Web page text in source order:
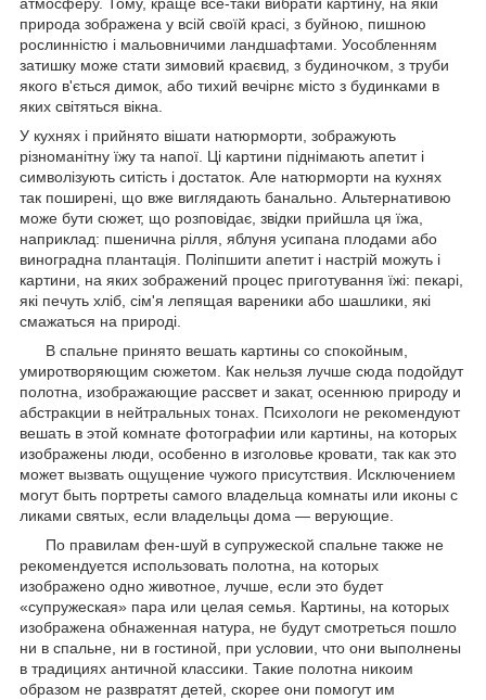
атмосферу. Тому, краще все-таки вибрати картину, на якій
природа зображена у всій своїй красі, з буйною, пишною
рослинністю і мальовничими ландшафтами. Уособленням
затишку може стати зимовий краєвид, з будиночком, з труби
якого в'ється димок, або тихий вечірнє місто з будинками в
яких світяться вікна.
У кухнях і прийнято вішати натюрморти, зображують
різноманітну їжу та напої. Ці картини піднімають апетит і
символізують ситість і достаток. Але натюрморти на кухнях
так поширені, що вже виглядають банально. Альтернативою
може бути сюжет, що розповідає, звідки прийшла ця їжа,
наприклад: пшенична рілля, яблуня усипана плодами або
виноградна плантація. Поліпшити апетит і настрій можуть і
картини, на яких зображений процес приготування їжі: пекарі,
які печуть хліб, сім'я лепящая вареники або шашлики, які
смажаться на природі.
В спальне принято вешать картины со спокойным,
умиротворяющим сюжетом. Как нельзя лучше сюда подойдут
полотна, изображающие рассвет и закат, осеннюю природу и
абстракции в нейтральных тонах. Психологи не рекомендуют
вешать в этой комнате фотографии или картины, на которых
изображены люди, особенно в изголовье кровати, так как это
может вызвать ощущение чужого присутствия. Исключением
могут быть портреты самого владельца комнаты или иконы с
ликами святых, если владельцы дома ― верующие.
По правилам фен-шуй в супружеской спальне также не
рекомендуется использовать полотна, на которых
изображено одно животное, лучше, если это будет
«супружеская» пара или целая семья. Картины, на которых
изображена обнаженная натура, не будут смотреться пошло
ни в спальне, ни в гостиной, при условии, что они выполнены
в традициях античной классики. Такие полотна никоим
образом не развратят детей, скорее они помогут им